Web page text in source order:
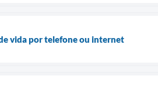
vida por telefone ou internet